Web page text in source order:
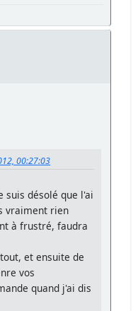
00:27:03
suis désolé que l'ai
vraiment rien
à frustré, faudra
et ensuite de
vos
quand j'ai dis